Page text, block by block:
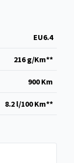
EU6.4
216 g/Km**
900 Km
8.2 l/100 Km**